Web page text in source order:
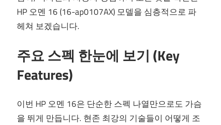
HP 오멘 16 (16-ap0107AX) 모델을 심층적으로 파
헤쳐 보겠습니다.
주요 스펙 한눈에 보기 (Key
Features)
이번 HP 오멘 16은 단순한 스펙 나열만으로도 가슴
을 뛰게 만듭니다. 현존 최강의 기술들이 어떻게 조